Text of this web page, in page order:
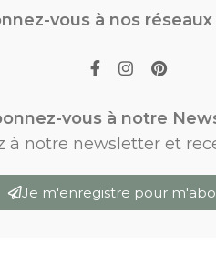
vous à nos réseaux
vous à notre
à notre newsletter et
Je m'enregistre pour